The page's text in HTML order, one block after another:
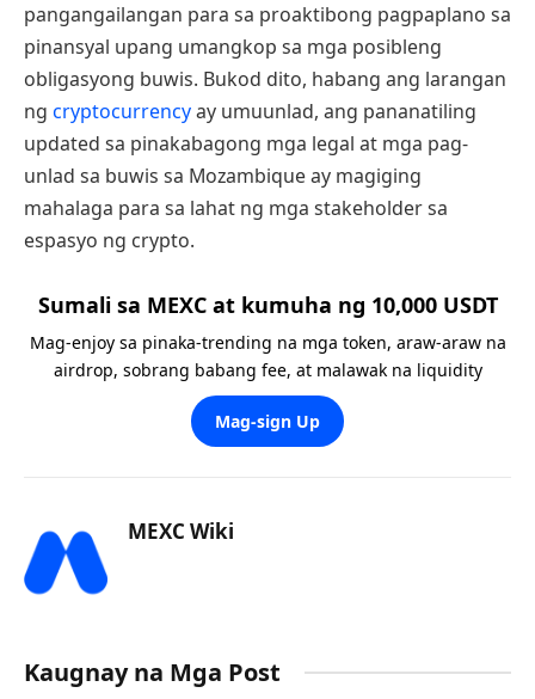
pangangailangan para sa proaktibong pagpaplano sa
pinansyal upang umangkop sa mga posibleng
obligasyong buwis. Bukod dito, habang ang larangan
ng cryptocurrencyay umuunlad, ang pananatiling
updated sa pinakabagong mga legal at mga pag-
unlad sa buwis sa Mozambique ay magiging
mahalaga para sa lahat ng mga stakeholder sa
espasyo ng crypto.
Sumali sa MEXC at kumuha ng 10,000 USDT
Mag-enjoy sa pinaka-trending na mga token, araw-araw na
airdrop, sobrang babang fee, at malawak na liquidity
Mag-sign Up
MEXC Wiki
Kaugnay na Mga Post